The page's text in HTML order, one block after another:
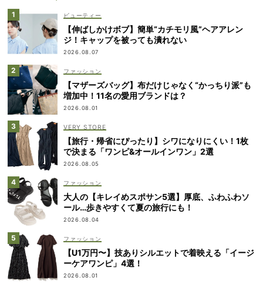
ビューティー
【伸ばしかけボブ】簡単“カチモリ風”ヘアアレン
ジ！キャップを被っても潰れない
2026.08.07
ファッション
【マザーズバッグ】布だけじゃなく“かっちり派”も
増加中！11名の愛用ブランドは？
2026.08.01
VERY STORE
【旅行・帰省にぴったり】シワになりにくい！1枚
で決まる「ワンピ&オールインワン」2選
2026.08.05
ファッション
大人の【キレイめスポサン5選】厚底、ふわふわソ
ール…歩きやすくて夏の旅行にも！
2026.08.04
ファッション
【U1万円〜】技ありシルエットで着映える「イージ
ーケアワンピ」4選！
2026.08.01